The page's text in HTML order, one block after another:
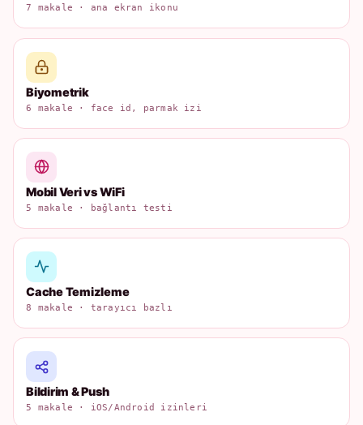
7 makale · ana ekran ikonu
Biyometrik
6 makale · face id, parmak izi
Mobil Veri vs WiFi
5 makale · bağlantı testi
Cache Temizleme
8 makale · tarayıcı bazlı
Bildirim & Push
5 makale · iOS/Android izinleri